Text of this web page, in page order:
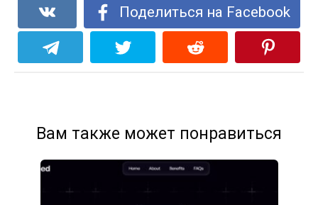
Поделиться на Facebook
Вам также может понравиться